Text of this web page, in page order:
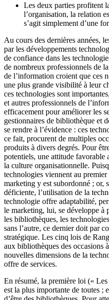
Les deux parties profitent
l’organisation, la relation
s’agit simplement d’une
Au cours des dernières années,
par les développements
de confiance dans les
de nombreux professionnels de
de l’information croient que ces
une plus grande visibilité à leur
ces technologies sont
et autres professionnels de
efficacement pour améliorer les
gestionnaires de bibliothèque et
se rendre à l’évidence : ces
ce fait, procurent de multiples
produits à divers degrés. Pour
potentiels, une attitude favorable
la culture organisationnelle.
technologies viennent au
marketing y est subordonné ; or,
déficiente, l’utilisation de la
technologie offre adaptabilité,
le marketing, lui, se développe à
les bibliothèques, les
sans l’autre, ce dernier doit par
stratégique. Les cinq lois de
aux bibliothèques des occasions
nouvelles dimensions de la
offre de services.
En résumé, la première loi («
est la plus importante de toutes ;